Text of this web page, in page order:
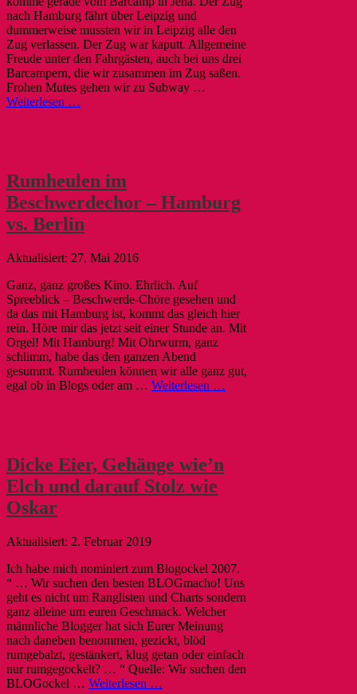
nach Hamburg fährt über Leipzig und
dummerweise mussten wir in Leipzig alle den
Zug verlassen. Der Zug war kaputt. Allgemeine
Freude unter den Fahrgästen, auch bei uns drei
Barcampern, die wir zusammen im Zug saßen.
Frohen Mutes gehen wir zu Subway …
Weiterlesen …
Rumheulen im
Beschwerdechor – Hamburg
vs. Berlin
27. Mai 2016
Ganz, ganz großes Kino. Ehrlich. Auf
Spreeblick – Beschwerde-Chöre gesehen und
da das mit Hamburg ist, kommt das gleich hier
rein. Höre mir das jetzt seit einer Stunde an. Mit
Orgel! Mit Hamburg! Mit Ohrwurm, ganz
schlimm, habe das den ganzen Abend
gesummt. Rumheulen können wir alle ganz gut,
egal ob in Blogs oder am … Weiterlesen …
Dicke Eier, Gehänge wie’n
Elch und darauf Stolz wie
Oskar
2. Februar 2019
Ich habe mich nominiert zum Blogockel 2007.
“ … Wir suchen den besten BLOGmacho! Uns
geht es nicht um Ranglisten und Charts sondern
ganz alleine um euren Geschmack. Welcher
männliche Blogger hat sich Eurer Meinung
nach daneben benommen, gezickt, blöd
rumgebalzt, gestänkert, klug getan oder einfach
nur rumgegockelt? … “ Quelle: Wir suchen den
BLOGockel … Weiterlesen …